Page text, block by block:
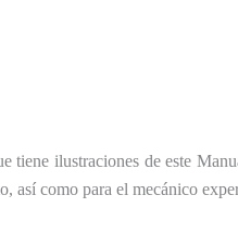
tiene ilustraciones de este
así como para el mecánico